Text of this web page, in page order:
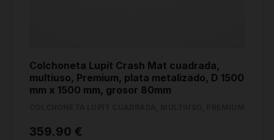
Colchoneta Lupit Crash Mat cuadrada,
multiuso, Premium, plata metalizado, D 1500
mm x 1500 mm, grosor 80mm
359.90 €